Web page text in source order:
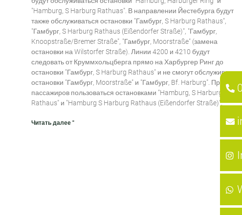
"Hamburg, S Harburg Rathuas". В направлении Йестебурга будут
также обслуживаться остановки "Гамбург, S Harburg Rathaus",
"Гамбург, S Harburg Rathaus (Eißendorfer Straße)", "Гамбург,
Knoopstraße/Bremer Straße", "Гамбург, Moorstraße" (замена
остановки на Wilstorfer Straße). Линии 4200 и 4210 будут
следовать от Круммхольцберга прямо на Харбургер Ринг до
остановки "Гамбург, S Harburg Rathaus" и не смогут обслуживать
остановки "Гамбург, Moorstraße" и "Гамбург, Bf. Harburg". Просим
пассажиров пользоваться остановками "Hamburg, S Harburg
Rathaus" и "Hamburg S Harburg Rathaus (Eißendorfer Straße)".
Читать далее "